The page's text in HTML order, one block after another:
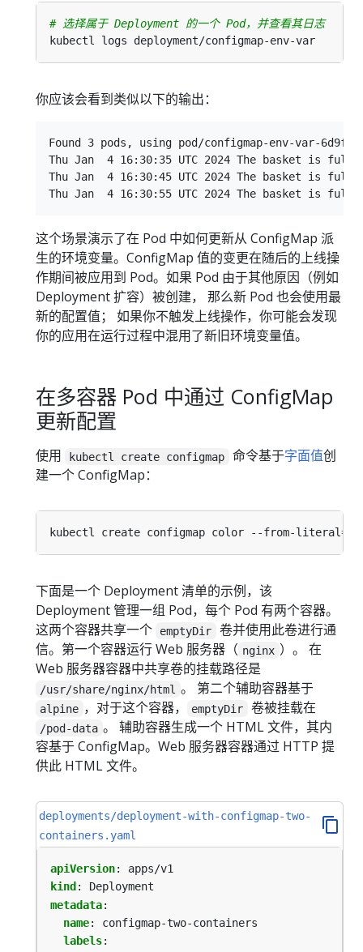
# 选择属于 Deployment 的一个 Pod，并查看其日志
你应该会看到类似以下的输出：
Found 3 pods, using pod/configmap-env-var-
Thu Jan  4 16:30:35 UTC 2024 The basket is full
Thu Jan  4 16:30:45 UTC 2024 The basket is full
这个场景演示了在 Pod 中如何更新从 ConfigMap 派
生的环境变量。ConfigMap 值的变更在随后的上线操
作期间被应用到 Pod。如果 Pod 由于其他原因（例如
Deployment 扩容）被创建， 那么新 Pod 也会使用最
新的配置值； 如果你不触发上线操作，你可能会发现
你的应用在运行过程中混用了新旧环境变量值。
在多容器 Pod 中通过 ConfigMap
更新配置
使用 kubectl create configmap 命令基于字面值创
建一个 ConfigMap：
kubectl create configmap color --from-literal=
下面是一个 Deployment 清单的示例，该
Deployment 管理一组 Pod，每个 Pod 有两个容器。
这两个容器共享一个
emptyDir
卷并使用此卷进行通
信。第一个容器运行 Web 服务器（ nginx ）。 在
Web 服务器容器中共享卷的挂载路径是
/usr/share/nginx/html 。 第二个辅助容器基于
alpine ，对于这个容器， emptyDir 卷被挂载在
/pod-data 。 辅助容器生成一个 HTML 文件，其内
容基于 ConfigMap。Web 服务器容器通过 HTTP 提
供此 HTML 文件。
deployments/deployment-with-configmap-two-
containers.yaml
apiVersion:
apps/v1
kind :
Deployment
metadata:
name:
configmap-two-containers
labels: